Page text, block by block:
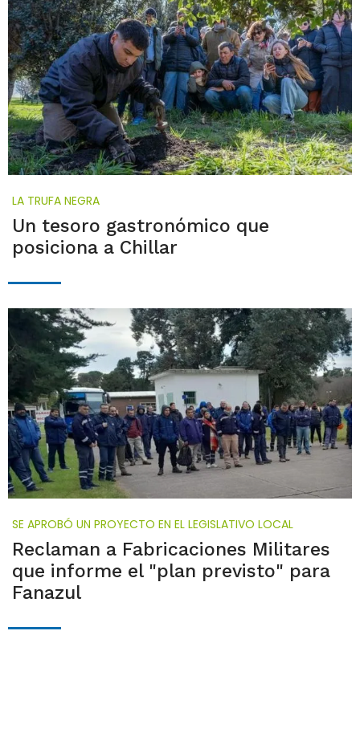
LA TRUFA NEGRA
Un tesoro gastronómico que
posiciona a Chillar
SE APROBÓ UN PROYECTO EN EL LEGISLATIVO LOCAL
Reclaman a Fabricaciones Militares
que informe el "plan previsto" para
Fanazul